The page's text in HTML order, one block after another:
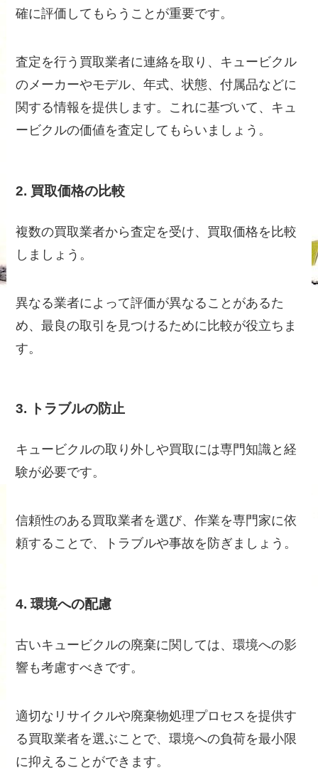
確に評価してもらうことが重要です。
査定を行う買取業者に連絡を取り、キュービクル
のメーカーやモデル、年式、状態、付属品などに
関する情報を提供します。これに基づいて、キュ
ービクルの価値を査定してもらいましょう。
2. 買取価格の比較
複数の買取業者から査定を受け、買取価格を比較
しましょう。
異なる業者によって評価が異なることがあるた
め、最良の取引を見つけるために比較が役立ちま
す。
3. トラブルの防止
キュービクルの取り外しや買取には専門知識と経
験が必要です。
信頼性のある買取業者を選び、作業を専門家に依
頼することで、トラブルや事故を防ぎましょう。
4. 環境への配慮
古いキュービクルの廃棄に関しては、環境への影
響も考慮すべきです。
適切なリサイクルや廃棄物処理プロセスを提供す
る買取業者を選ぶことで、環境への負荷を最小限
に抑えることができます。